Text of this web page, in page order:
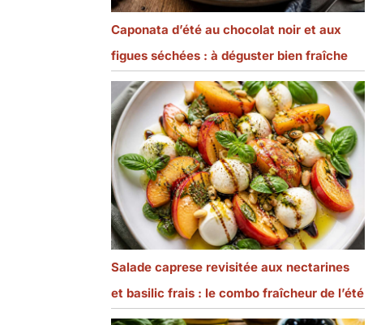
Caponata d’été au chocolat noir et aux
figues séchées : à déguster bien fraîche
Salade caprese revisitée aux nectarines
et basilic frais : le combo fraîcheur de l’été